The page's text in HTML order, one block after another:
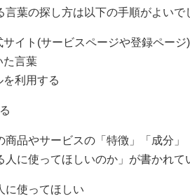
言葉の探し方は以下の手順がよいで
イト(サービスページや登録ページ
た言葉
利用する
商品やサービスの「特徴」「成分
人に使ってほしいのか」が書かれて
に使ってほしい